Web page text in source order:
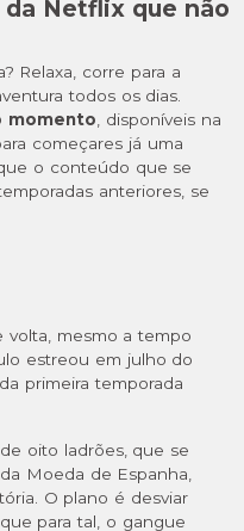
Netflix que não
Relaxa, corre para a
todos os dias.
momento, disponíveis na
começares já uma
o conteúdo que se
anteriores, se
volta, mesmo a tempo
estreou em julho do
primeira temporada
oito ladrões, que se
Moeda de Espanha,
O plano é desviar
para tal, o gangue